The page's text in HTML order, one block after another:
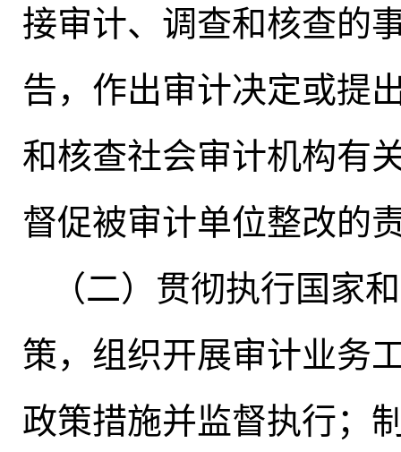
接审计、调查和核查的
告，作出审计决定或提
和核查社会审计机构有
督促被审计单位整改的
（二）贯彻执行国家
策， 组织开展审计业务
政策措施并监督执行；